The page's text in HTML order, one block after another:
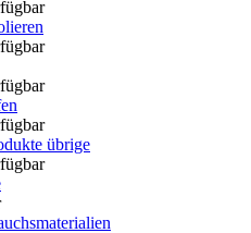
übrige